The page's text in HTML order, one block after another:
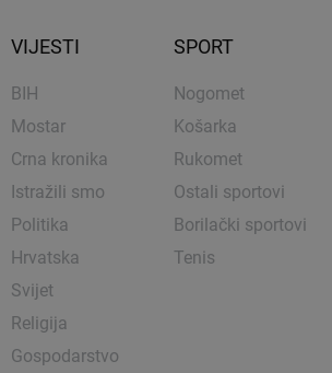
VIJESTI
BIH
Mostar
Crna kronika
Istražili smo
Politika
Hrvatska
Svijet
Religija
Gospodarstvo
SPORT
Nogomet
Košarka
Rukomet
Ostali sportovi
Borilački sportovi
Tenis